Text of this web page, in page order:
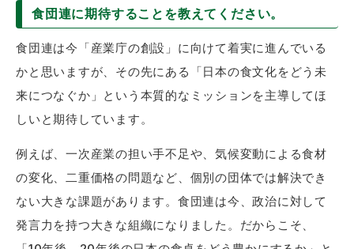
食団連に期待することを教えてください。
食団連は今「産業庁の創設」に向けて着実に進んでいる
かと思いますが、その先にある「日本の食文化をどう未
来につなぐか」という本質的なミッションを主導してほ
しいと期待しています。
例えば、一次産業の担い手不足や、気候変動による食材
の変化、二重価格の問題など、個別の団体では解決でき
ない大きな課題があります。食団連は今、政治に対して
発言力を持つ大きな組織になりました。だからこそ、